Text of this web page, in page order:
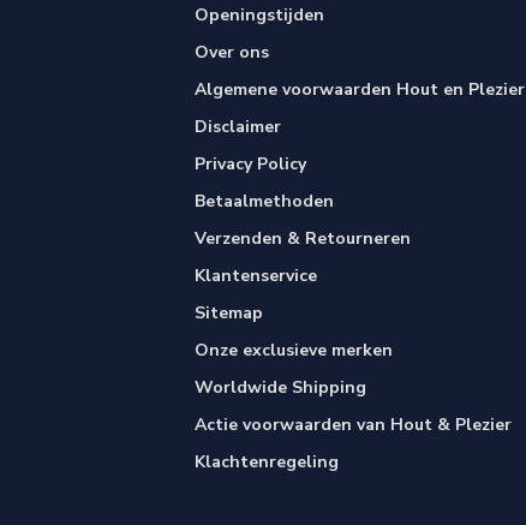
Openingstijden
Over ons
Algemene voorwaarden Hout en Plezier
Disclaimer
Privacy Policy
Betaalmethoden
Verzenden & Retourneren
Klantenservice
Sitemap
Onze exclusieve merken
Worldwide Shipping
Actie voorwaarden van Hout & Plezier
Klachtenregeling